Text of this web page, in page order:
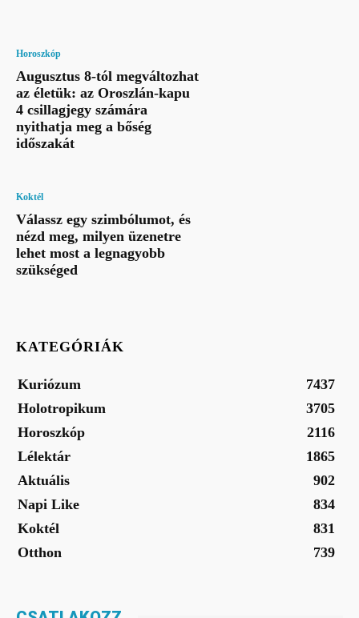
Horoszkóp
Augusztus 8-tól megváltozhat
az életük: az Oroszlán-kapu
4 csillagjegy számára
nyithatja meg a bőség
időszakát
Koktél
Válassz egy szimbólumot, és
nézd meg, milyen üzenetre
lehet most a legnagyobb
szükséged
KATEGÓRIÁK
Kuriózum
7437
Holotropikum
3705
Horoszkóp
2116
Lélektár
1865
Aktuális
902
Napi Like
834
Koktél
831
Otthon
739